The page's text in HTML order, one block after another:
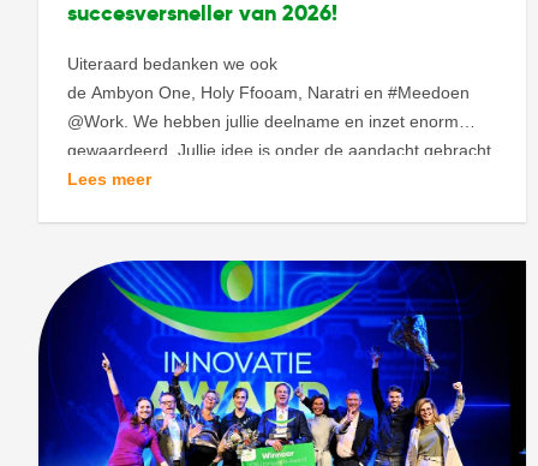
succesversneller van 2026!
Uiteraard bedanken we ook
de Ambyon One, Holy Ffooam, Naratri en #Meedoen
@Work. We hebben jullie deelname en inzet enorm
gewaardeerd. Jullie idee is onder de aandacht gebracht
bij een flinke groep vakmensen, innovators, kenners en
de hoogte via onze social kanalen
en www.csuinnovatieaward.nl/nieuws.
Lees meer